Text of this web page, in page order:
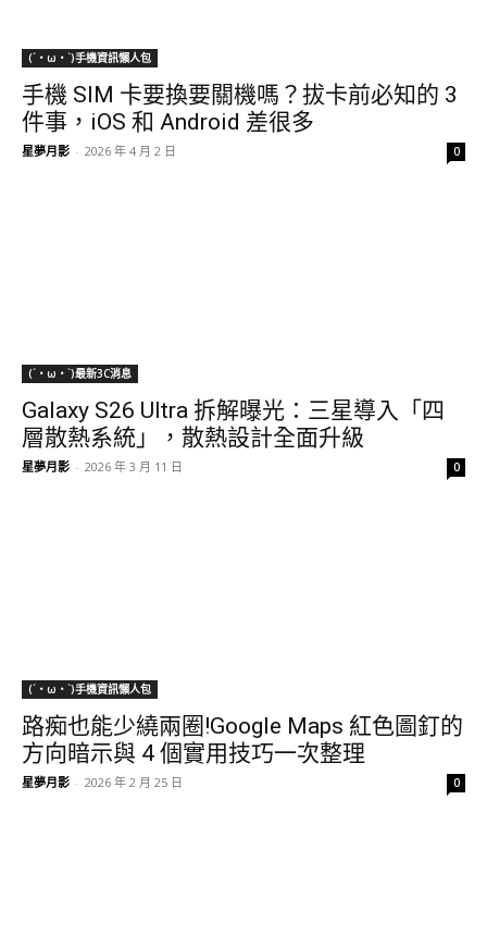
(´・ω・`)手機資訊懶人包
手機 SIM 卡要換要關機嗎？拔卡前必知的 3
件事，iOS 和 Android 差很多
星夢月影 - 2026 年 4 月 2 日 0
(´・ω・`)最新3C消息
Galaxy S26 Ultra 拆解曝光：三星導入「四
層散熱系統」，散熱設計全面升級
星夢月影 - 2026 年 3 月 11 日 0
(´・ω・`)手機資訊懶人包
路痴也能少繞兩圈!Google Maps 紅色圖釘的
方向暗示與 4 個實用技巧一次整理
星夢月影 - 2026 年 2 月 25 日 0